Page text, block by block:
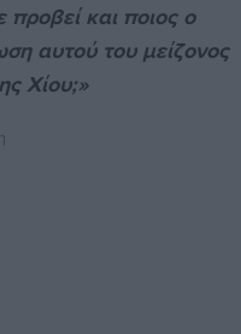
προβεί και ποιος ο
αυτού του μείζονος
Χίου;»